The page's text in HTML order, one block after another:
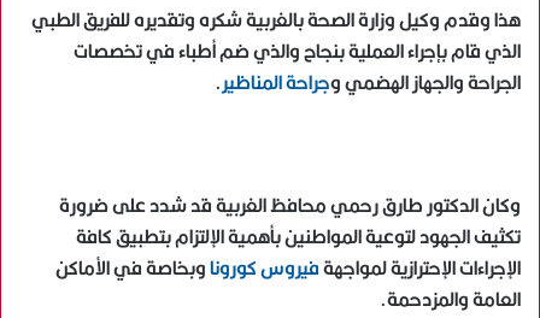
هذا وقدم وكيل وزارة الصحة بالغربية شكره وتقديره للفريق الطبي
الذي قام بإجراء العملية بنجاح والذي ضم أطباء في تخصصات
الجراحة والجهاز الهضمي وجراحة المناظير.
وكان الدكتور طارق رحمي محافظ الغربية قد شدد على ضرورة
تكثيف الجهود لتوعية المواطنين بأهمية الإلتزام بتطبيق كافة
الإجراءات الإحترازية لمواجهةفيروس كوروناوبخاصة في الأماكن
العامة والمزدحمة.